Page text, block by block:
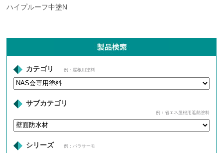
ハイプルーフ中塗N
カテゴリ 例：屋根用塗料
サブカテゴリ
例：省エネ屋根用遮熱塗料
シリーズ 例：パラサーモ